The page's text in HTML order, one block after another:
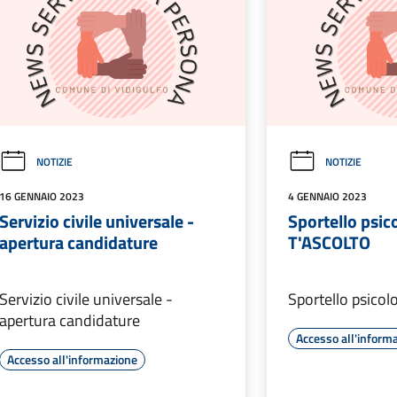
NOTIZIE
GENNAIO 2023
civile universale -
candidature
civile universale -
candidature
Accesso all'informazione
NOTIZIE
4 GENNAIO 2023
Sportello
T'ASCOLTO
Sportello
Accesso